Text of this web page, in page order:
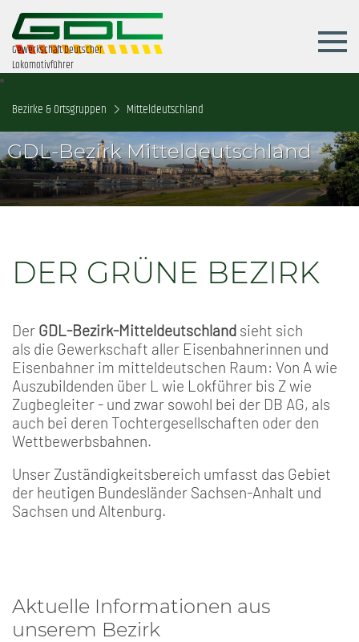
Gewerkschaft Deutscher
Lokomotivführer
Bezirke & Ortsgruppen Mitteldeutschland
GDL-Bezirk Mitteldeutschland
DER GRÜNE BEZIRK
Der GDL-Bezirk-Mitteldeutschland sieht sich
als die Gewerkschaft aller Eisenbahnerinnen und
Eisenbahner im mitteldeutschen Raum: Von A wie
Auszubildenden über L wie Lokführer bis Z wie
Zugbegleiter - und zwar sowohl bei der DB AG, als
auch bei deren Tochtergesellschaften oder den
Wettbewerbsbahnen.
Unser Zuständigkeitsbereich umfasst das Gebiet
der heutigen Bundesländer Sachsen-Anhalt und
Sachsen und Altenburg.
Aktuelle Informationen aus
unserem Bezirk